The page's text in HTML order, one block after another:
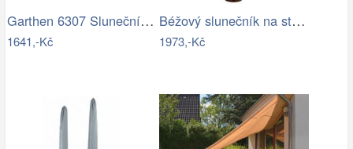
Garthen 6307 Slunečník obdélníkový 2x3…
1641,-Kč
Béžový slunečník na stůl s třásněmi a…
1973,-Kč